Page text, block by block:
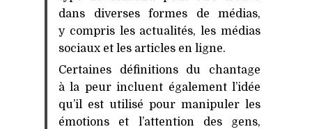
dans diverses formes de médias,
y compris les actualités, les médias
sociaux et les articles en ligne.
Certaines définitions du chantage
à la peur incluent également l’idée
qu’il est utilisé pour manipuler les
émotions et l’attention des gens,